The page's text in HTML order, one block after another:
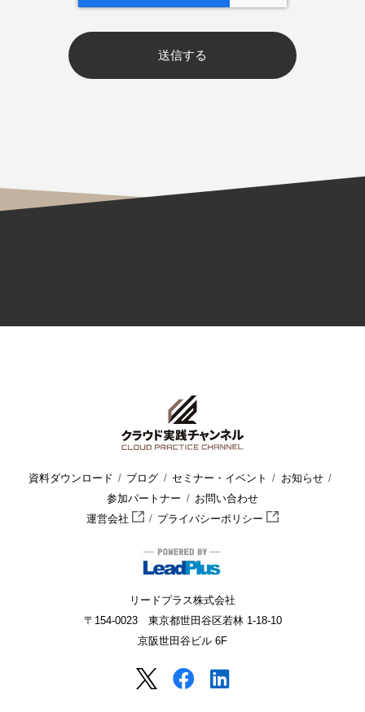
資料ダウンロード ブログ セミナー・イベント
お知らせ
参加パートナー
お問い合わせ
運営会社
プライバシーポリシー
リードプラス株式会社
〒154-0023 東京都世田谷区若林 1-18-10
京阪世田谷ビル 6F